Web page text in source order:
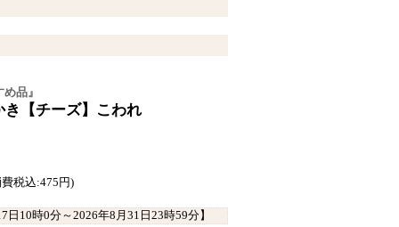
品』
【チーズ】こわれ
費税込:475円)
日10時0分～2026年8月31日23時59分】